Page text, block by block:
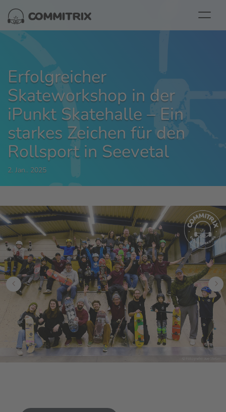
Erfolgreicher
Skateworkshop in der
iPunkt Skatehalle – Ein
starkes Zeichen für den
Rollsport in Seevetal
2. Jan.. 2025